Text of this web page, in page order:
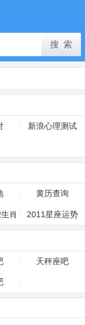
新浪心理测试
黄历查询
肖 2011星座运势
天秤座吧